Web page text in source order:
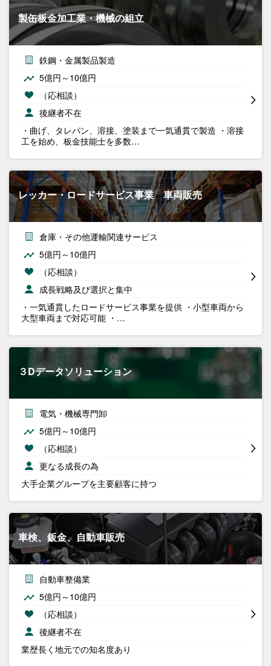
製缶板金加工業・機械の組立
鉄鋼・金属製品製造
5億円～10億円
（応相談）
後継者不在
・曲げ、タレパン、溶接、塗装まで一気通貫で製造 ・溶接
工を始め、板金技能士を多数…
レッカー・ロードサービス事業 車両販売
倉庫・その他運輸関連サービス
5億円～10億円
（応相談）
成長戦略及び選択と集中
・一気通貫したロードサービス事業を提供 ・小型車両から
大型車両まで対応可能 ・…
３Dデータソリューション
電気・機械専門卸
5億円～10億円
（応相談）
更なる成長の為
大手企業グループを主要顧客に持つ
車検、鈑金、自動車販売
自動車整備業
5億円～10億円
（応相談）
後継者不在
業歴長く地元での知名度あり